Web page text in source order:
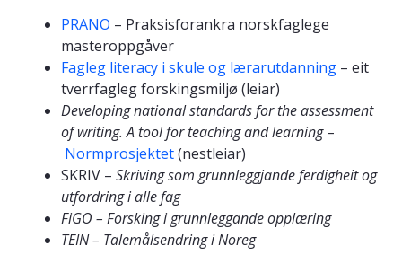
PRANO – Praksisforankra norskfaglege
masteroppgåver
Fagleg literacy i skule og lærarutdanning – eit
tverrfagleg forskingsmiljø (leiar)
Developing national standards for the assessment
of writing. A tool for teaching and learning–
Normprosjektet(nestleiar)
SKRIV – Skriving som grunnleggjande ferdigheit og
utfordring i alle fag
FiGO – Forsking i grunnleggande opplæring
TEIN – Talemålsendring i Noreg